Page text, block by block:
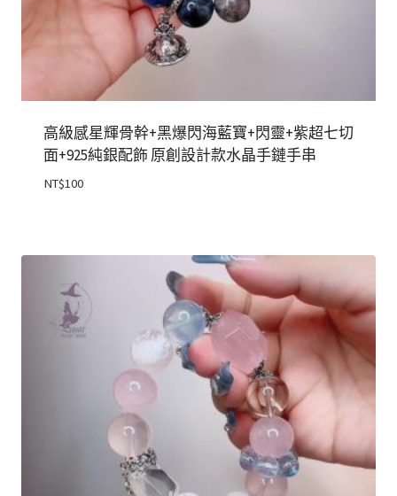
高級感星輝骨幹+黑爆閃海藍寶+閃靈+紫超七切
面+925純銀配飾 原創設計款水晶手鏈手串
NT$100